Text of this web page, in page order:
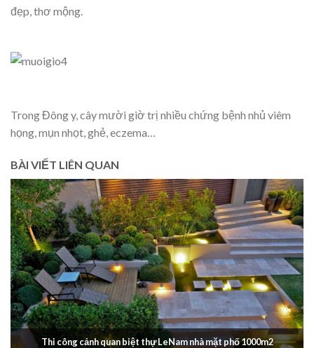
đẹp, thơ mộng.
Trong Đông y, cây mười giờ trị nhiều chứng bệnh nhủ viêm
họng, mụn nhọt, ghẻ, eczema…
BÀI VIẾT LIÊN QUAN
Thi công cảnh quan biệt thự LeNam nhà mặt phố 1000m2